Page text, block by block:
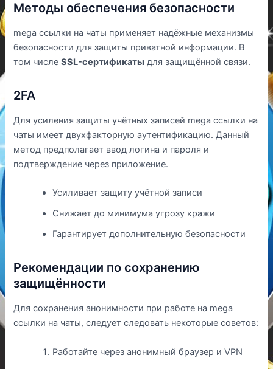
Методы обеспечения безопасности
mega ссылки на чаты применяет надёжные механизмы
безопасности для защиты приватной информации. В
том числеSSL-сертификаты для защищённой связи.
2FA
Для усиления защиты учётных записей mega ссылки на
чаты имеет двухфакторную аутентификацию. Данный
метод предполагает ввод логина и пароля и
подтверждение через приложение.
Усиливает защиту учётной записи
Снижает до минимума угрозу кражи
Гарантирует дополнительную безопасности
Рекомендации по сохранению
защищённости
Для сохранения анонимности при работе на mega
ссылки на чаты, следует следовать некоторые советов:
Работайте через анонимный браузер и VPN